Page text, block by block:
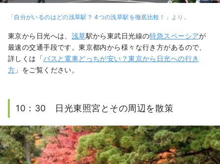
「自分がいるのはどの浅草駅？ 4つの浅草駅を徹底比較！ 」より。
東京から日光へは、 浅草駅から東武日光線の特急スペーシアが
最速の交通手段です。東京都内から様々な行き方があるので、
詳しくは「バスと電車どっちが安い？東京から日光への行き
方 」をご覧ください。
10：30 日光東照宮とその周辺を散策